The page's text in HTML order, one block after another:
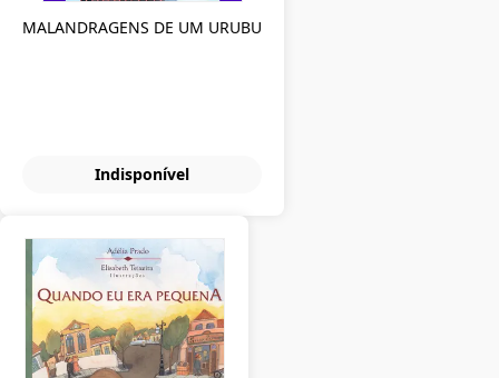
MALANDRAGENS DE UM URUBU
Indisponível